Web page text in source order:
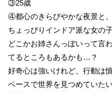
③25歳
④都心のきらびやかな夜景と
ちょっぴりインドア派な女の子
どこかお姉さんっぽいって言
てるところもあるかも…？
好奇心は強いけれど、行動は
ペースで世界を見つめていた